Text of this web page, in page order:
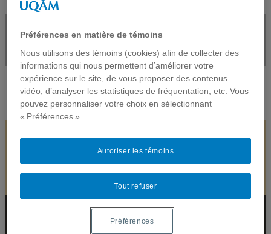
Équivalent en eau de la
neige
Préférences en matière de témoins
Nous utilisons des témoins (cookies) afin de collecter des
informations qui nous permettent d’améliorer votre
expérience sur le site, de vous proposer des contenus
vidéo, d’analyser les statistiques de fréquentation, etc. Vous
pouvez personnaliser votre choix en sélectionnant
« Préférences ».
Tout refuser
Autoriser les témoins
Préférences